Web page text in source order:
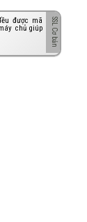
được mã
chủ giúp